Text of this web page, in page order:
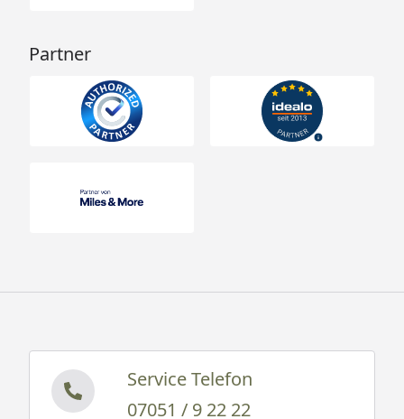
Partner
Service Telefon
07051 / 9 22 22